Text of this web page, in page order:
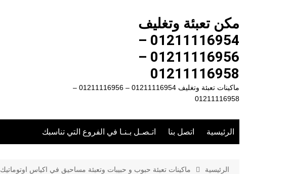
مكن تعبئة وتغليف
01211116954 –
01211116956 –
01211116958
ماكينات تعبئة وتغليف 01211116954 – 01211116956 –
01211116958
الرئيسية اتصل بنا اتـصـل بـنـا في الفروع التي تناسبك
الرئيسية ماكينات تعبئة حبوب و حبيبات وتعبئة مساحيق في اكياس اوتوماتيك